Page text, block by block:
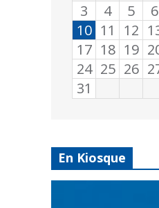
3
4 5 6
10 11 12
17 18 19
24 25 26
31
En Kiosque